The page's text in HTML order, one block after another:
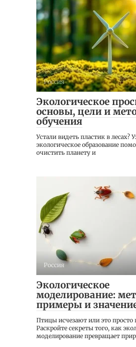
Россия
Экологическое
основы, цели и
обучения
Устали видеть пластик в лесах?
экологическое образование
очистить планету и
Россия
Экологическое
моделирование:
примеры и
Птицы исчезают или это просто
Раскройте секреты того, как
моделирование превращает